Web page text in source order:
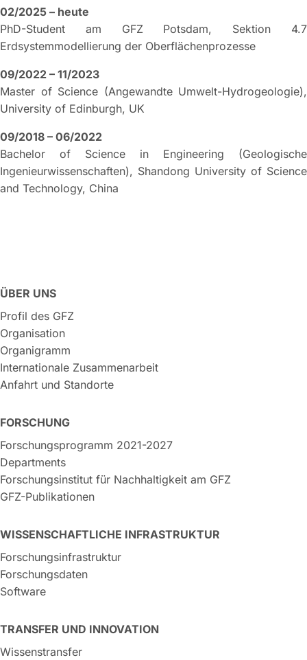
02/2025 – heute
PhD-Student am GFZ Potsdam, Sektion 4.7
Erdsystemmodellierung der Oberflächenprozesse
09/2022 – 11/2023
Master of Science (Angewandte Umwelt-Hydrogeologie),
University of Edinburgh, UK
09/2018 – 06/2022
Bachelor of Science in Engineering (Geologische
Ingenieurwissenschaften), Shandong University of Science
and Technology, China
ÜBER UNS
Profil des GFZ
Organisation
Organigramm
Internationale Zusammenarbeit
Anfahrt und Standorte
FORSCHUNG
Forschungsprogramm 2021-2027
Departments
Forschungsinstitut für Nachhaltigkeit am GFZ
GFZ-Publikationen
WISSENSCHAFTLICHE INFRASTRUKTUR
Forschungsinfrastruktur
Forschungsdaten
Software
TRANSFER UND INNOVATION
Wissenstransfer